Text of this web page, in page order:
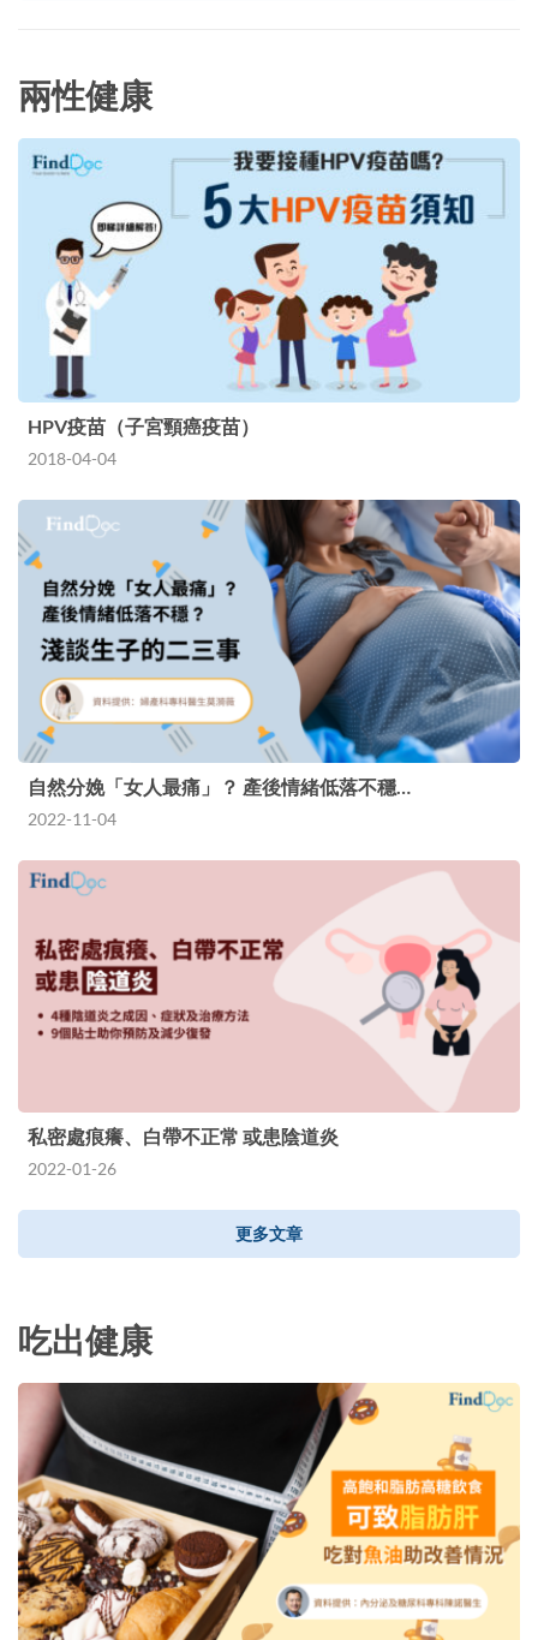
兩性健康
HPV疫苗（子宮頸癌疫苗）
2018-04-04
自然分娩「女人最痛」？ 產後情緒低落不穩…
2022-11-04
私密處痕癢、白帶不正常 或患陰道炎
2022-01-26
更多文章
吃出健康